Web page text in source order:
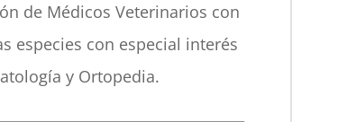
de Médicos Veterinarios con
especies con especial interés
y Ortopedia.